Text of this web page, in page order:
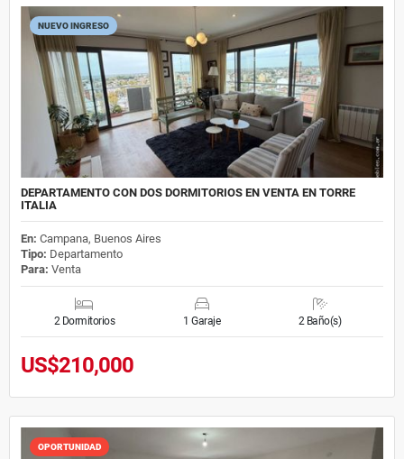
NUEVO INGRESO
DEPARTAMENTO CON DOS DORMITORIOS EN VENTA EN TORRE
ITALIA
En: Campana, Buenos Aires
Tipo: Departamento
Para: Venta
2 Dormitorios 1 Garaje 2 Baño(s)
US$210,000
OPORTUNIDAD